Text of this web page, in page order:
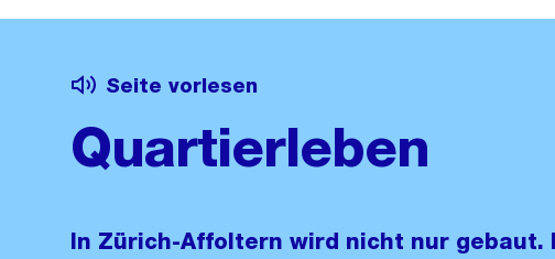
Seite vorlesen
Quartierleben
In Zürich-Affoltern wird nicht nur gebaut.